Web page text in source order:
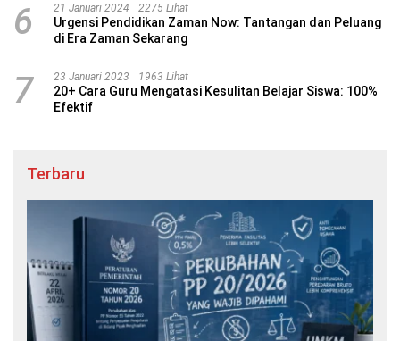
6 21 Januari 2024 2275 Lihat
Urgensi Pendidikan Zaman Now: Tantangan dan Peluang
di Era Zaman Sekarang
7 23 Januari 2023 1963 Lihat
20+ Cara Guru Mengatasi Kesulitan Belajar Siswa: 100%
Efektif
Terbaru